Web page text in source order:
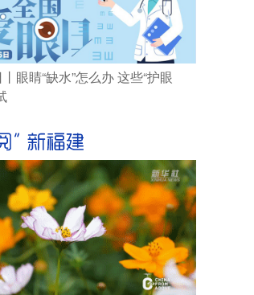
眼睛“缺水”怎么办 这些“护眼